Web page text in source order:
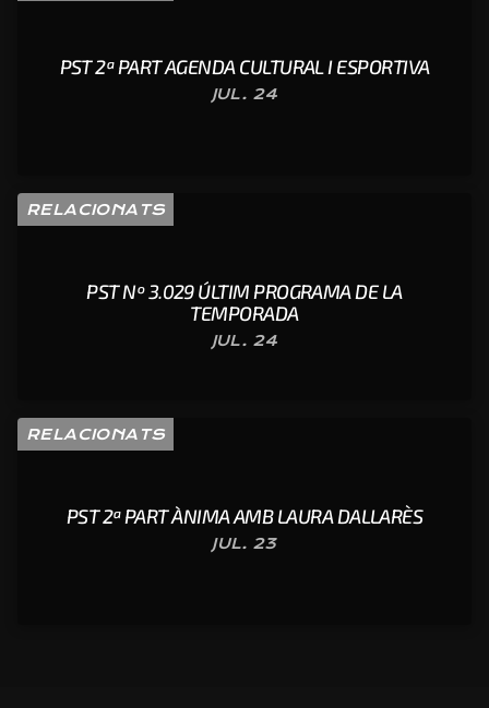
PST 2ª PART AGENDA CULTURAL I ESPORTIVA
JUL. 24
RELACIONATS
PST Nº 3.029 ÚLTIM PROGRAMA DE LA
TEMPORADA
JUL. 24
RELACIONATS
PST 2ª PART ÀNIMA AMB LAURA DALLARÈS
JUL. 23